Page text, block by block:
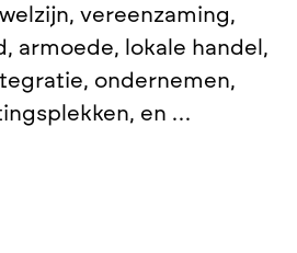
vereenzaming,
armoede, lokale handel,
ondernemen,
en …